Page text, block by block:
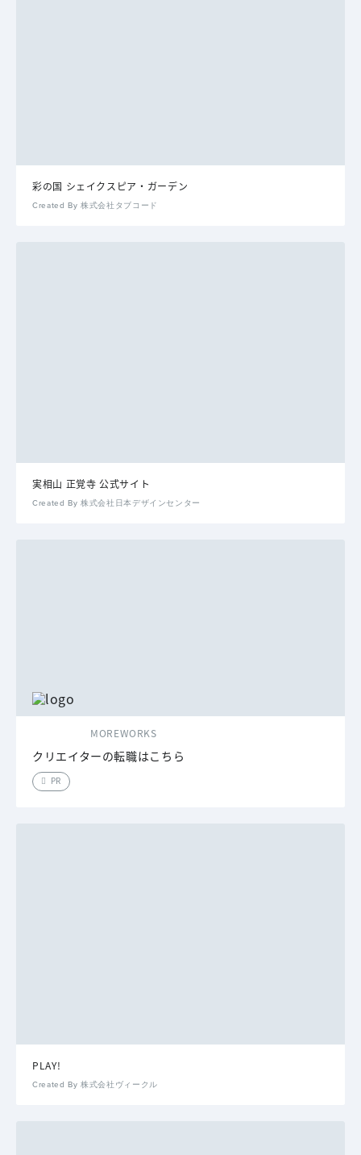
彩の国 シェイクスピア・ガーデン
Created By 株式会社タブコード
実相山 正覚寺 公式サイト
Created By 株式会社日本デザインセンター
MOREWORKS
クリエイターの転職はこちら
PR
PLAY!
Created By 株式会社ヴィークル